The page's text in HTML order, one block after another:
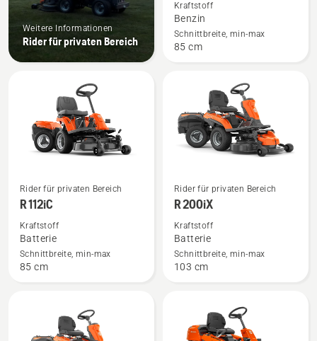
Weitere Informationen
Rider für privaten Bereich
R 112C
anzeigen
Kraftstoff
Benzin
Schnittbreite, min-max
85 cm
Mehr
Details
R 112iC
anzeigen
Rider für privaten Bereich
R 112iC
Kraftstoff
Batterie
Schnittbreite, min-max
85 cm
Mehr
Details
R 200iX
anzeigen
Rider für privaten Bereich
R 200iX
Kraftstoff
Batterie
Schnittbreite, min-max
103 cm